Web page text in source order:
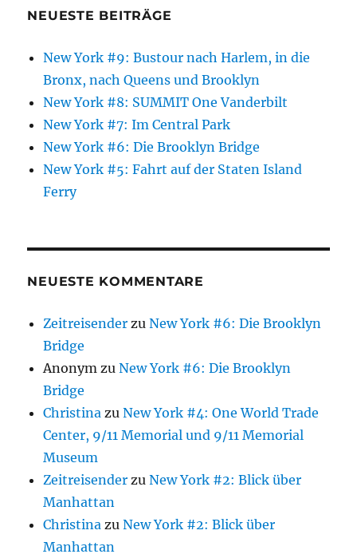
NEUESTE BEITRÄGE
New York #9: Bustour nach Harlem, in die
Bronx, nach Queens und Brooklyn
New York #8: SUMMIT One Vanderbilt
New York #7: Im Central Park
New York #6: Die Brooklyn Bridge
New York #5: Fahrt auf der Staten Island
Ferry
NEUESTE KOMMENTARE
Zeitreisender zuNew York #6: Die Brooklyn
Bridge
Anonym zuNew York #6: Die Brooklyn
Bridge
Christina zuNew York #4: One World Trade
Center, 9/11 Memorial und 9/11 Memorial
Museum
Zeitreisender zuNew York #2: Blick über
Manhattan
Christina zuNew York #2: Blick über
Manhattan